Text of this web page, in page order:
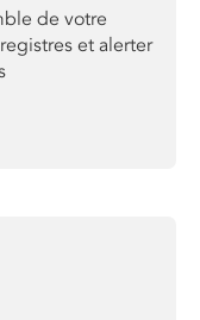
de votre
et alerter